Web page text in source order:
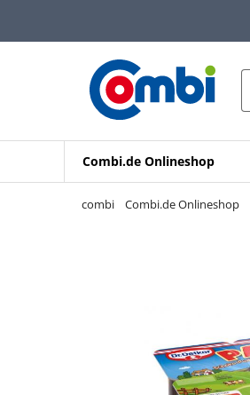
Zur Navigation springen
Zur Suche springen
Combi.de Onlineshop
combi Combi.de Onlineshop